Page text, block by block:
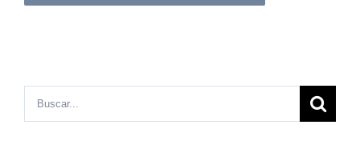
Buscar: